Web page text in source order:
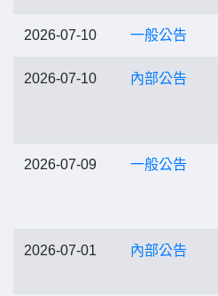
2026-07-10 一般公告
2026-07-10 內部公告
2026-07-09 一般公告
2026-07-01 內部公告